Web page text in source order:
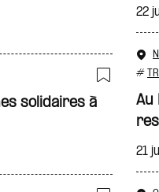
solidaires à
22
#
Au
21